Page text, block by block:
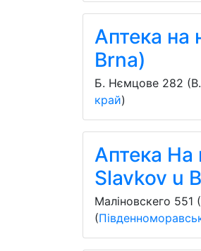
Аптека на
Brna)
Б. Нємцове 282
край)
Аптека На
Slavkov u
Маліновскего 551
(